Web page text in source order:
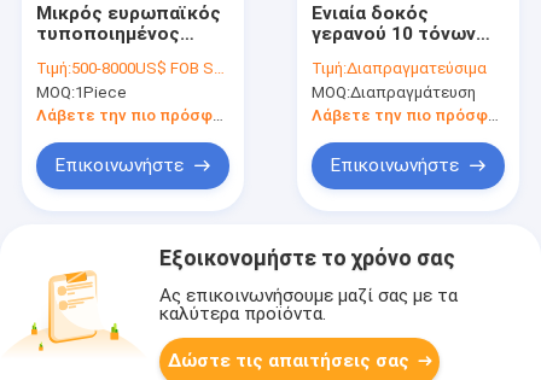
Μικρός ευρωπαϊκός
τυποποιημένος
τηλεχειρισμός
υπερυψωμένων
γερανών δοκών με
ανελκυστήρων 5ton
Τιμή:500-8000US$ FOB Shanghai
MOQ:1Piece
Λάβετε την πιο πρόσφατη τιμή
Επικοινωνήστε
Ενιαία δοκός
γερανού 10 τόνων
κατασκευής
Τιμή:Διαπραγματεύσιμα
MOQ:Διαπραγμάτευση
Λάβετε την πιο πρόσφατη τιμή
Επικοινωνήστε
Εξοικονομήστε το χρόνο σας
Ας επικοινωνήσουμε μαζί σας με τα
καλύτερα προϊόντα.
Δώστε τις απαιτήσεις σας